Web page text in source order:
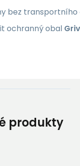
bez
ochranný obal
produkty